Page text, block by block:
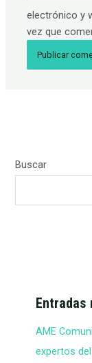
electrónico y
vez que
Buscar
Entradas
AME
expertos